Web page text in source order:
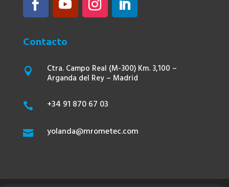
Contacto
 Ctra. Campo Real (M-300) Km. 3,100 –
Arganda del Rey – Madrid
 +34 91 870 67 03
 yolanda@mrometec.com